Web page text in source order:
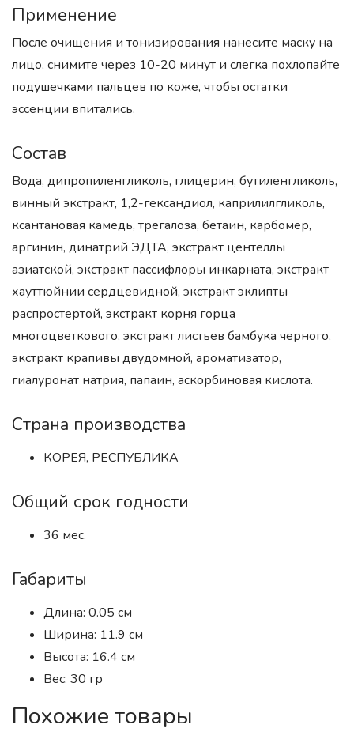
Применение
После очищения и тонизирования нанесите маску на
лицо, снимите через 10-20 минут и слегка похлопайте
подушечками пальцев по коже, чтобы остатки
эссенции впитались.
Состав
Вода, дипропиленгликоль, глицерин, бутиленгликоль,
винный экстракт, 1,2-гександиол, каприлилгликоль,
ксантановая камедь, трегалоза, бетаин, карбомер,
аргинин, динатрий ЭДТА, экстракт центеллы
азиатской, экстракт пассифлоры инкарната, экстракт
хауттюйнии сердцевидной, экстракт эклипты
распростертой, экстракт корня горца
многоцветкового, экстракт листьев бамбука черного,
экстракт крапивы двудомной, ароматизатор,
гиалуронат натрия, папаин, аскорбиновая кислота.
Страна производства
КОРЕЯ, РЕСПУБЛИКА
Общий срок годности
36 мес.
Габариты
Длина: 0.05 см
Ширина: 11.9 см
Высота: 16.4 см
Вес: 30 гр
Похожие товары